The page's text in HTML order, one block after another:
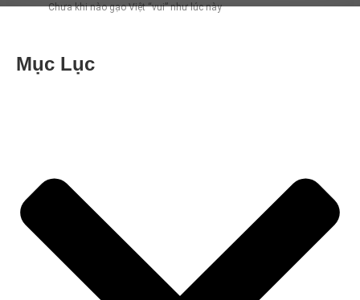
Chưa khi nào gạo Việt “vui” như lúc này
Mục Lục